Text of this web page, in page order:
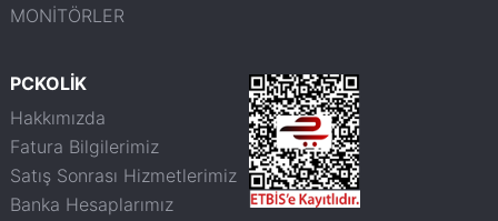
MONİTÖRLER
PCKOLİK
Hakkımızda
Fatura Bilgilerimiz
Satış Sonrası Hizmetlerimiz
Banka Hesaplarımız